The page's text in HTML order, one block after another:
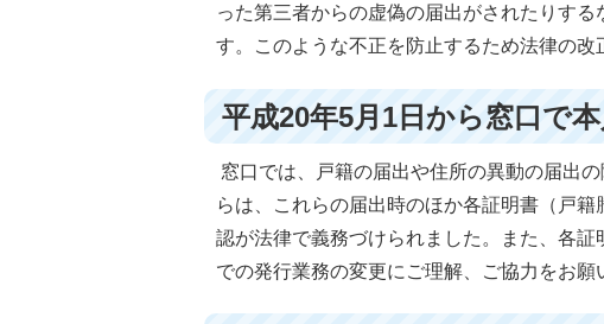
った第三者からの虚偽の届出がされたりす
す。このような不正を防止するため法律の改
平成20年5月1日から窓口で
窓口では、戸籍の届出や住所の異動の届出
らは、これらの届出時のほか各証明書（戸
認が法律で義務づけられました。また、各
での発行業務の変更にご理解、ご協力をお願